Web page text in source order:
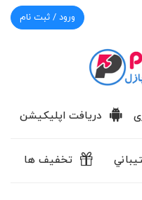
ورود / ثبت نام
دریافت اپلیکیشن
تخفیف ها